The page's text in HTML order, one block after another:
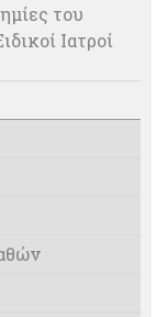
του
Ιατροί